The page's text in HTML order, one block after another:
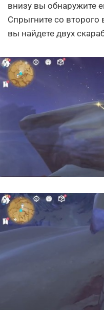
внизу вы обнаружите
Спрыгните со второго
вы найдете двух